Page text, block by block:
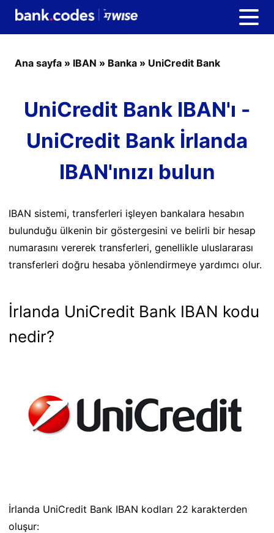
Ana sayfa » IBAN » Banka » UniCredit Bank
UniCredit Bank IBAN'ı -
UniCredit Bank İrlanda
IBAN'ınızı bulun
IBAN sistemi, transferleri işleyen bankalara hesabın
bulunduğu ülkenin bir göstergesini ve belirli bir hesap
numarasını vererek transferleri, genellikle uluslararası
transferleri doğru hesaba yönlendirmeye yardımcı olur.
İrlanda UniCredit Bank IBAN kodu
nedir?
İrlanda UniCredit Bank IBAN kodları 22 karakterden
oluşur: